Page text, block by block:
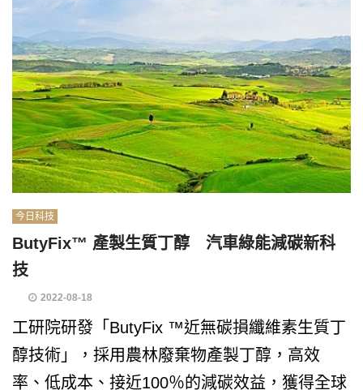
今日科技
ButyFix™ 產製生質丁醇 汽車綠能減碳新科
技
2022-08-18
工研院研發「ButyFix ™近無碳損纖維素生質丁
醇技術」，採用農林廢棄物產製丁醇，高效
率、低成本、接近100％的減碳效益，獲得全球